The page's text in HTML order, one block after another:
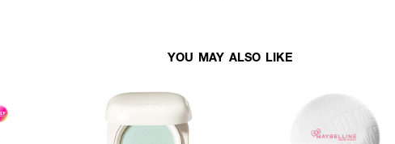
YOU MAY ALSO LIKE